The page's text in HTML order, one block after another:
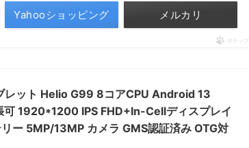
Yahooショッピング メルカリ
ポチップ
ット Helio G99 8コアCPU Android 13
1920*1200 IPS FHD+In-Cellディスプレイ
5MP/13MP カメラ GMS認証済み OTG対